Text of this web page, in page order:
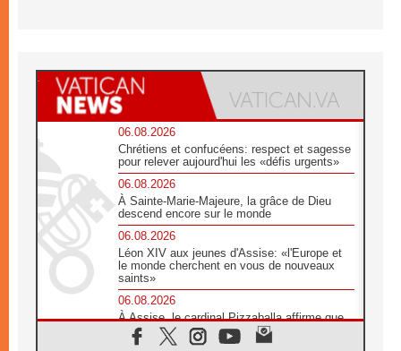
06.08.2026
Chrétiens et confucéens: respect et sagesse
pour relever aujourd'hui les «défis urgents»
06.08.2026
À Sainte-Marie-Majeure, la grâce de Dieu
descend encore sur le monde
06.08.2026
Léon XIV aux jeunes d'Assise: «l'Europe et
le monde cherchent en vous de nouveaux
saints»
06.08.2026
À Assise, le cardinal Pizzaballa affirme que
«les chrétiens veulent la paix»